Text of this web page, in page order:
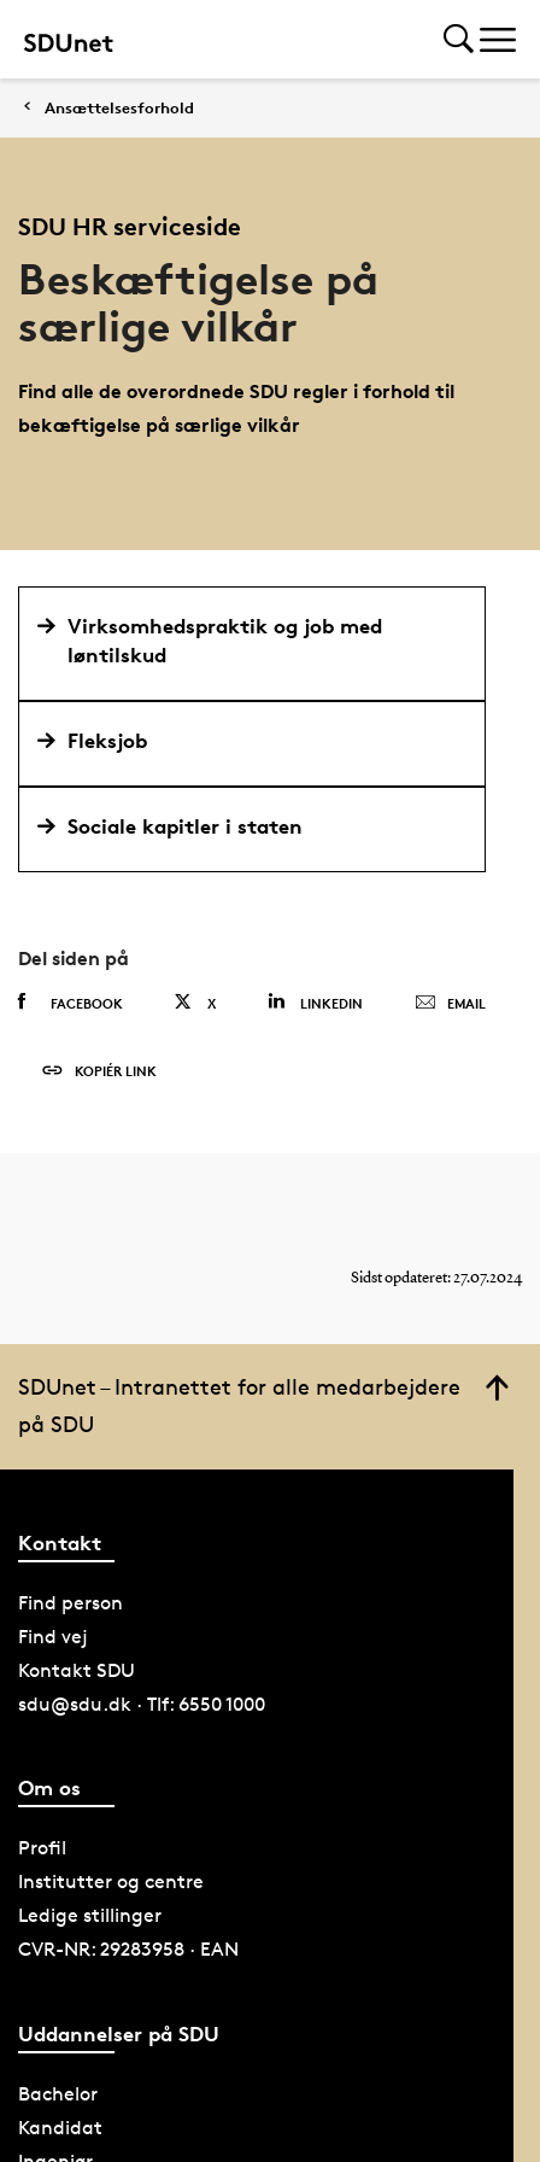
Ansættelsesforhold
SDU HR serviceside
Beskæftigelse på
særlige vilkår
Find alle de overordnede SDU regler i forhold til
bekæftigelse på særlige vilkår
Virksomhedspraktik og job med
løntilskud
Fleksjob
Sociale kapitler i staten
Del siden på
FACEBOOK X LINKEDIN EMAIL
KOPIÉR LINK
Sidst opdateret: 27.07.2024
SDUnet – Intranettet for alle medarbejdere
på SDU
Kontakt
Find person
Find vej
Kontakt SDU
sdu@sdu.dk · Tlf: 6550 1000
Om os
Profil
Institutter og centre
Ledige stillinger
CVR-NR: 29283958 · EAN
Uddannelser på SDU
Bachelor
Kandidat